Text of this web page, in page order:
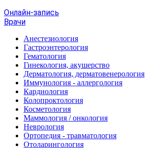
Онлайн-запись
Врачи
Анестезиология
Гастроэнтерология
Гематология
Гинекология, акушерство
Дерматология, дерматовенерология
Иммунология - аллергология
Кардиология
Колопроктология
Косметология
Маммология / онкология
Неврология
Ортопедия - травматология
Отоларингология